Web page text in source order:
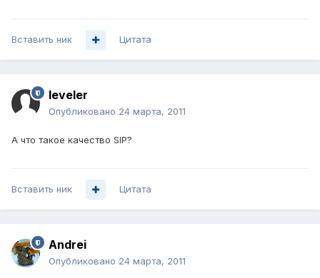
Вставить ник Цитата
leveler
Опубликовано 24 марта, 2011
А что такое качество SIP?
Вставить ник Цитата
Andrei
Опубликовано 24 марта, 2011